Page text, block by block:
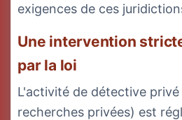
exigences de ces
Une intervention
par la loi
L'activité de détective
recherches privées) est